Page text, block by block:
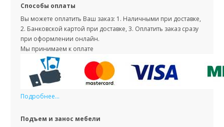
Способы оплаты
Вы можете оплатить Ваш заказ: 1. Наличными при доставке,
2. Банковской картой при доставке, 3. Оплатить заказ сразу
при оформлении онлайн.
Мы принимаем к оплате
Подробнее...
Подъем и занос мебели